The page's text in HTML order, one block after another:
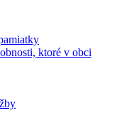
ktoré v obci